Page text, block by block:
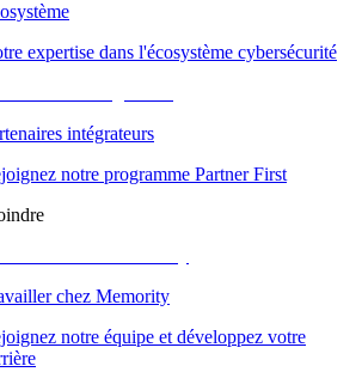
expertise dans l'écosystème cybersécurité
intégrateurs
notre programme Partner First
chez Memority
notre équipe et développez votre